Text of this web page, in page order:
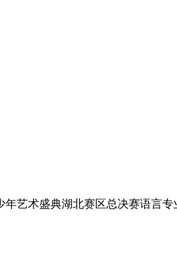
艺术盛典湖北赛区总决赛语言专